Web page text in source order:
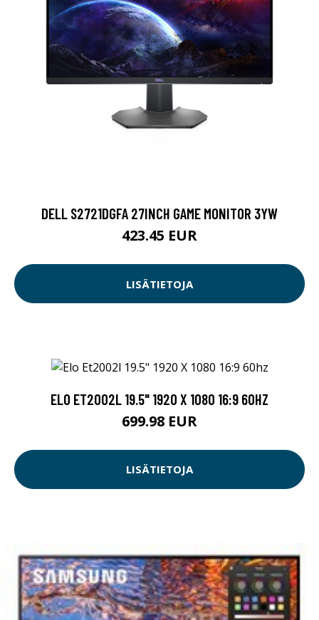
DELL S2721DGFA 27INCH GAME MONITOR 3YW
423.45 EUR
LISÄTIETOJA
ELO ET2002L 19.5" 1920 X 1080 16:9 60HZ
699.98 EUR
LISÄTIETOJA